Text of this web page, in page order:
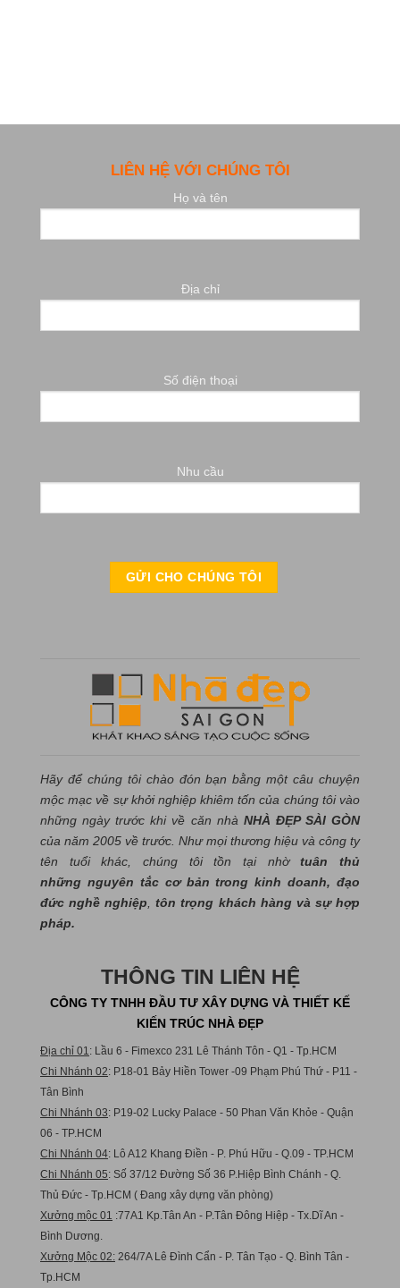
LIÊN HỆ VỚI CHÚNG TÔI
Họ và tên
Địa chỉ
Số điện thoại
Nhu cầu
Hãy để chúng tôi chào đón bạn bằng một câu chuyện
mộc mạc về sự khởi nghiệp khiêm tốn của chúng tôi vào
những ngày trước khi về căn nhà NHÀ ĐẸP SÀI GÒN
của năm 2005 về trước. Như mọi thương hiệu và công ty
tên tuổi khác, chúng tôi tồn tại nhờtuân thủ
những nguyên tắc cơ bản trong kinh doanh, đạo
đức nghề nghiệp ,tôn trọng khách hàng và sự hợp
pháp.
THÔNG TIN LIÊN HỆ
CÔNG TY TNHH ĐẦU TƯ XÂY DỰNG VÀ THIẾT KẾ
KIẾN TRÚC NHÀ ĐẸP
Địa chỉ 01 : Lầu 6 - Fimexco 231 Lê Thánh Tôn - Q1 - Tp.HCM
Chi Nhánh 02: P18-01 Bảy Hiền Tower -09 Phạm Phú Thứ - P11 -
Tân Bình
Chi Nhánh 03: P19-02 Lucky Palace - 50 Phan Văn Khỏe - Quận
06 - TP.HCM
Chi Nhánh 04: Lô A12 Khang Điền - P. Phú Hữu - Q.09 - TP.HCM
Chi Nhánh 05: Số 37/12 Đường Số 36 P.Hiệp Bình Chánh - Q.
Thủ Đức - Tp.HCM ( Đang xây dựng văn phòng)
Xưởng mộc 01
:77A1 Kp.Tân An - P.Tân Đông Hiệp - Tx.Dĩ An -
Bình Dương.
Xưởng Mộc 02: 264/7A Lê Đình Cẩn - P. Tân Tạo - Q. Bình Tân -
Tp.HCM